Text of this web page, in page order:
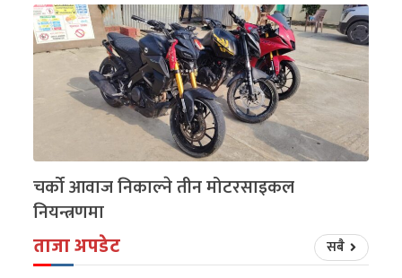
चर्को आवाज निकाल्ने तीन मोटरसाइकल
नियन्त्रणमा
ताजा अपडेट सबै